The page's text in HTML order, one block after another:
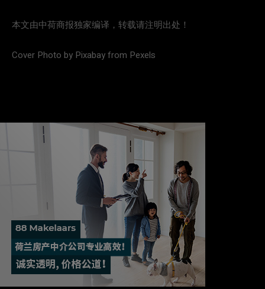
本文由中荷商报独家编译，转载请注明出处！
Cover Photo by Pixabay from Pexels